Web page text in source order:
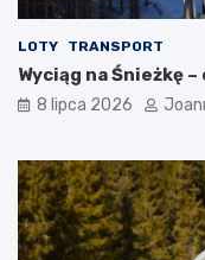
LOTY TRANSPORT
Wyciąg na Śnieżkę
8 lipca 2026